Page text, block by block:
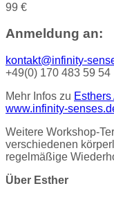
99 €
Anmeldung an:
kontakt@infinity-
+49(0) 170 483 59 54
Mehr Infos zu
www.infinity-
Weitere Workshop-
verschiedenen
regelmäßige
Über Esther